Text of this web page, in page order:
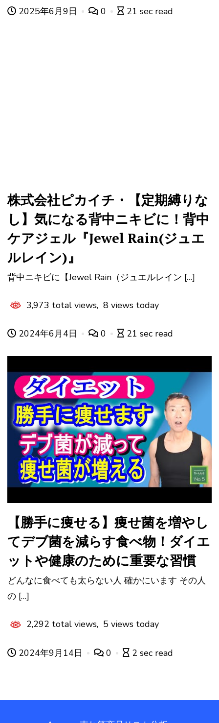
2025年6月9日 0 21 sec read
株式会社ピカイチ・【定期縛りな
し】気になる背中ニキビに！背中
ケアジェル『Jewel Rain(ジュエ
ルレイン)』
背中ニキビに【Jewel Rain（ジュエルレイン […]
3,973 total views, 8 views today
2024年6月4日 0 21 sec read
【勝手に痩せる】痩せ菌を増やし
てデブ菌を減らす食べ物！ダイエ
ットや健康のために重要な習慣
どんなに食べても太らない人 確かにいます その人
の […]
2,292 total views, 5 views today
2024年9月14日 0 2 sec read